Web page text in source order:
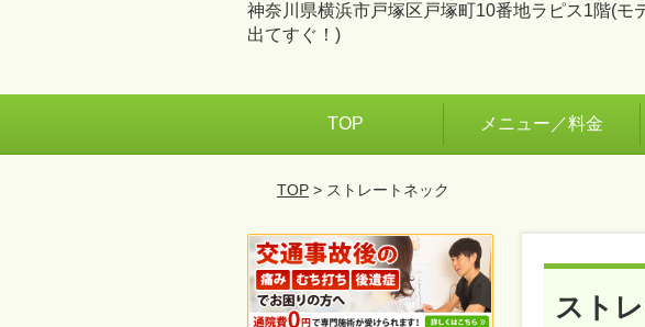
神奈川県横浜市戸塚区戸塚町10番地ラピス1階(モ
出てすぐ！)
TOP メニュー／料金
TOP> ストレートネック
スト